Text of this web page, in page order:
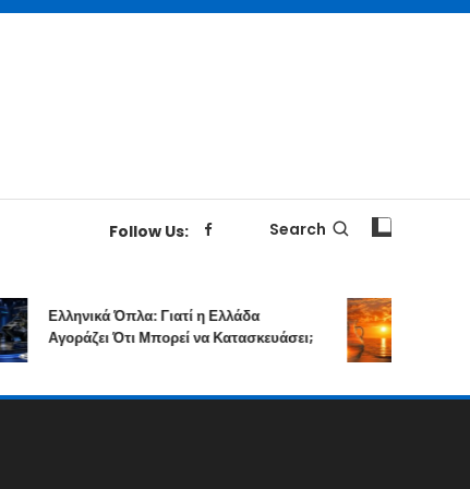
Follow Us: Search
Ελληνικά Όπλα: Γιατί η Ελλάδα
Αγοράζει Ότι Μπορεί να Κατασκευάσει;